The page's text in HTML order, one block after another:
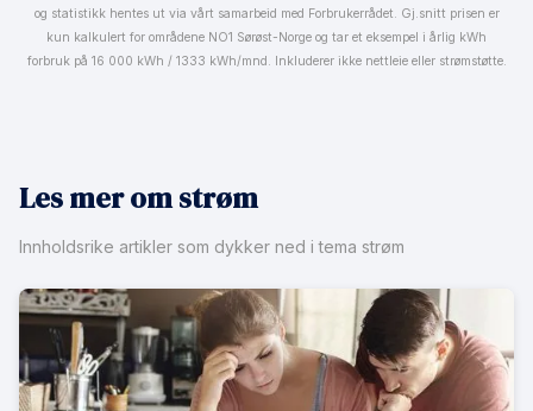
og statistikk hentes ut via vårt samarbeid med Forbrukerrådet. Gj.snitt prisen er
kun kalkulert for områdene NO1 Sørøst-Norge og tar et eksempel i årlig kWh
forbruk på 16 000 kWh / 1333 kWh/mnd. Inkluderer ikke nettleie eller strømstøtte.
Les mer om strøm
Innholdsrike artikler som dykker ned i tema strøm